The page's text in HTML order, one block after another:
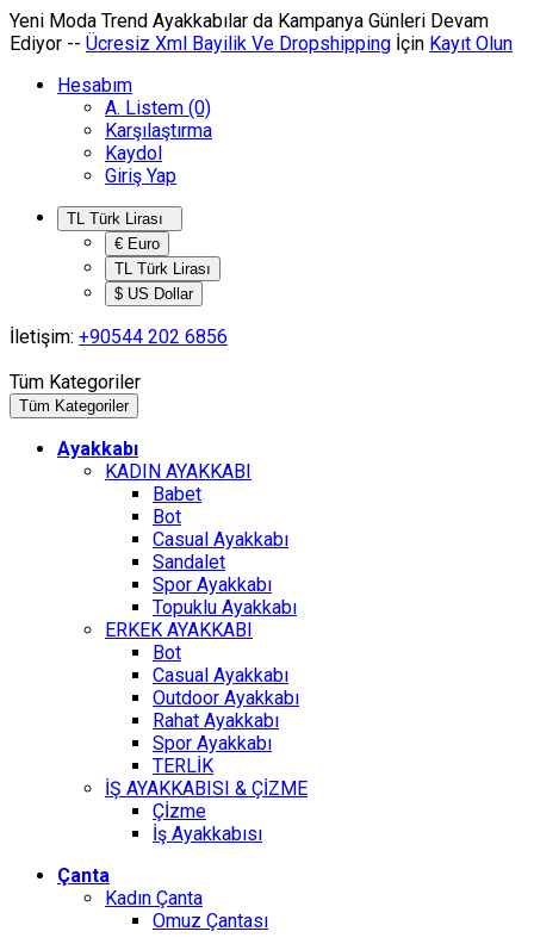
Yeni Moda Trend Ayakkabılar da Kampanya Günleri Devam
Ediyor -- Ücresiz Xml Bayilik Ve Dropshipping İçin Kayıt Olun
Hesabım
A. Listem (0)
Karşılaştırma
Kaydol
Giriş Yap
€ Euro
TL Türk Lirası
$ US Dollar
İletişim: +90544 202 6856
Tüm Kategoriler
Tüm Kategoriler
Ayakkabı
KADIN AYAKKABI
Babet
Bot
Casual Ayakkabı
Sandalet
Spor Ayakkabı
Topuklu Ayakkabı
ERKEK AYAKKABI
Bot
Casual Ayakkabı
Outdoor Ayakkabı
Rahat Ayakkabı
Spor Ayakkabı
TERLİK
İŞ AYAKKABISI & ÇİZME
Çİzme
İş Ayakkabısı
Çanta
Kadın Çanta
Omuz Çantası